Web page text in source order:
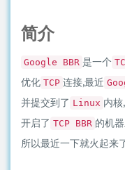
简介
Google BBR 是一个
优化 TCP 连接,最近
并提交到了 Linux 内
开启了 TCP BBR 的机
所以最近一下就火起来了